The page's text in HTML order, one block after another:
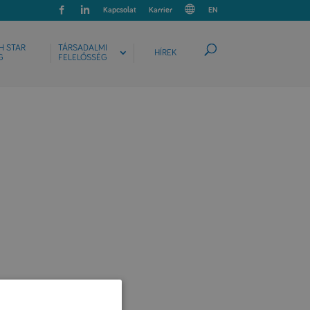
Kapcsolat Karrier EN
STAR
TÁRSADALMI
FELELŐSSÉG
HÍREK